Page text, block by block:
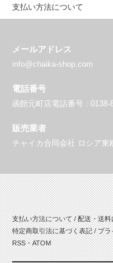
支払い方法について
メールアドレス
info@chaika-shop.com
電話番号
函館元町店電話番号 : 0138-
販売業者
チャイカ合同会社 ロシア東
支払い方法について/ 配送・送料
特定商取引法に基づく表記/ プラ
RSS・ATOM